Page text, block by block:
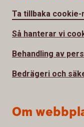
Ta tillbaka cookie-
Så hanterar vi
Behandling av
Bedrägeri och
Om